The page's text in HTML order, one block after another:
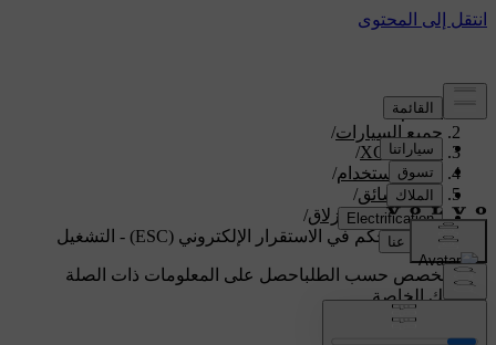
الدعم/
جميع السيارات/
XC70 2016
/
دليل الاستخدام/
دعم السائق/
نظام منع الانزلاق/
نظام التحكم في الاستقرار الإلكتروني (ESC) - التشغيل
دعم مخصص حسب الطلباحصل على المعلومات ذات الصلة
بسيارتك الخاصة.
تسجيل الدخول